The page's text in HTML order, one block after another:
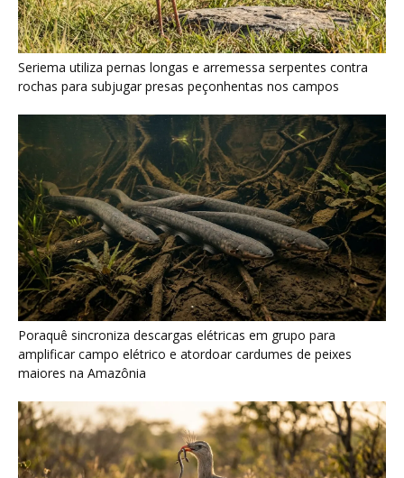
Poraquê sincroniza descargas elétricas em grupo para
amplificar campo elétrico e atordoar cardumes de peixes
maiores na Amazônia
Seriema combina corridas em alta velocidade e arremessos
contra rochas para imobilizar serpentes peçonhentas no
cerrado